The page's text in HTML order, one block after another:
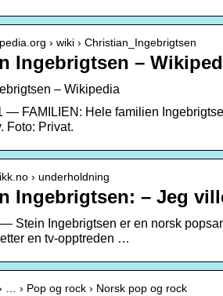
› wiki › Christian_Ingebrigtsen
Ingebrigtsen –
– Wikipedia
— FAMILIEN: Hele familien
Foto: Privat.
› underholdning
Ingebrigtsen: – Jeg
Stein Ingebrigtsen er en norsk
en tv-opptreden …
… › Pop og rock › Norsk pop og rock